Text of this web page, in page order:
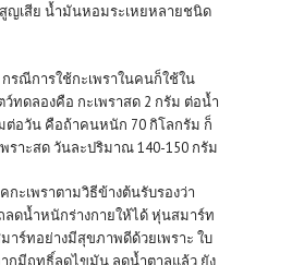
ญเสีย น้ำมันหอมระเหยหลายชนิด
รณีการใช้กะเพราในคนก็ใช้ใน
ทดลองคือ กะเพราสด 2 กรัม ต่อน้ำ
ต่อวัน คือถ้าคนหนัก 70 กิโลกรัม ก็
ราะสด วันละปริมาณ 140-150 กรัม
กะเพราตามวิธีข้างต้นรับรองว่า
ดน้ำหนักร่างกายให้ได้ หุ่นสมาร์ท
าร์ทอย่างมีสุขภาพดีด้วยเพราะ ใบ
กมีฤทธิ์ลดไขมัน ลดน้ำตาลแล้ว ยัง